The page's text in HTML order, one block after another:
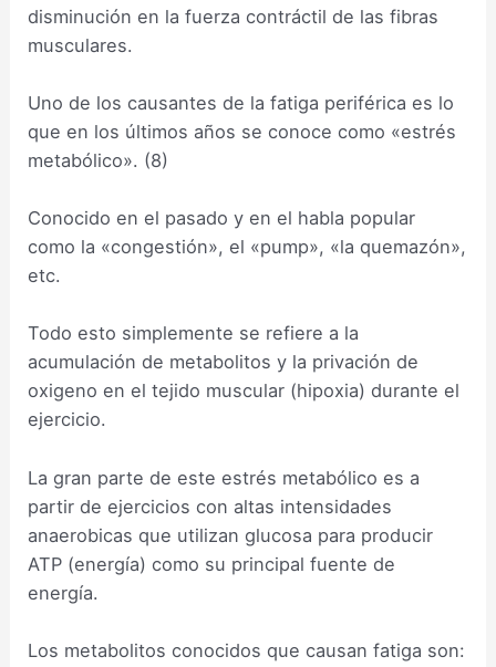
disminución en la fuerza contráctil de las fibras
musculares.
Uno de los causantes de la fatiga periférica es lo
que en los últimos años se conoce como «estrés
metabólico». (8)
Conocido en el pasado y en el habla popular
como la «congestión», el «pump», «la quemazón»,
etc.
Todo esto simplemente se refiere a la
acumulación de metabolitos y la privación de
oxigeno en el tejido muscular (hipoxia) durante el
ejercicio.
La gran parte de este estrés metabólico es a
partir de ejercicios con altas intensidades
anaerobicas que utilizan glucosa para producir
ATP (energía) como su principal fuente de
energía.
Los metabolitos conocidos que causan fatiga son: